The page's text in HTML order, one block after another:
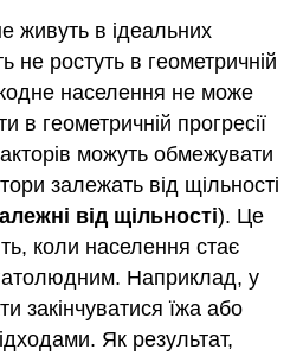
живуть в ідеальних
не ростуть в геометричній
населення не може
в геометричній прогресії
можуть обмежувати
залежать від щільності
від щільності). Це
коли населення стає
Наприклад, у
закінчуватися їжа або
Як результат,